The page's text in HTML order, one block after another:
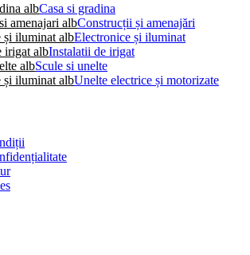
Casa si gradina
Construcții și amenajări
Electronice și iluminat
Instalatii de irigat
Scule si unelte
Unelte electrice și motorizate